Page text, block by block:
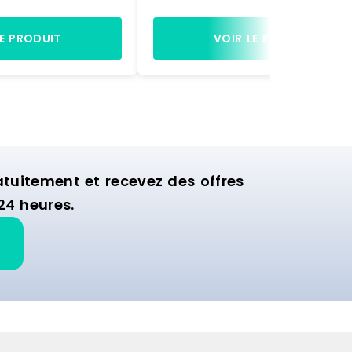
: 100 kg par
:33 cm à partir
pour le 3ème
PRODUIT
finition polyester, rayonnage
acier galvanisé à chaud.1er
pose : 630 mm à partir du sol
VOIR LE PRODUIT
et recevez des offres
heures.